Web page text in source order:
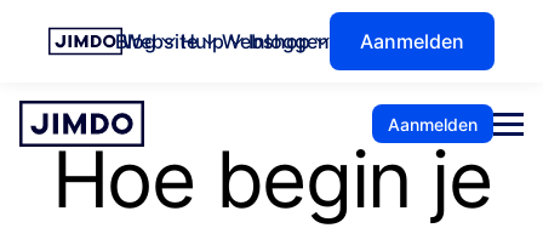
Website Webshop Oplossingen
Blog Hulp Inloggen Aanmelden
Aanmelden
Hoe begin je